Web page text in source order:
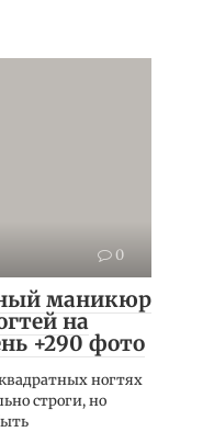
0
маникюр
на
+290 фото
ногтях
строги, но